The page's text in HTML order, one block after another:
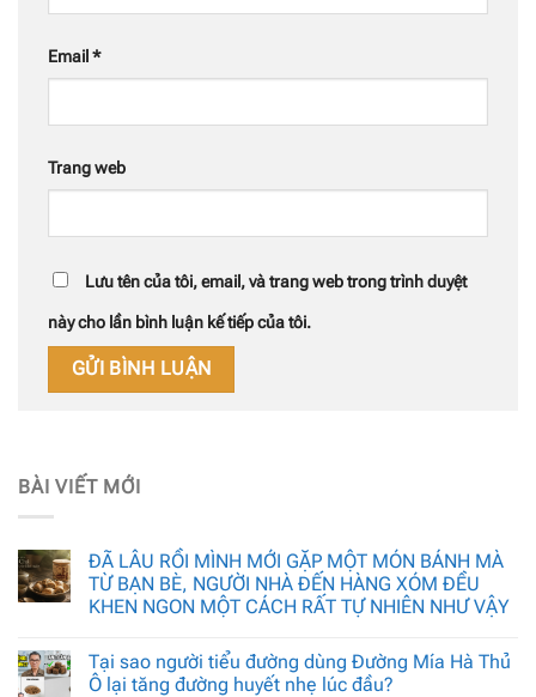
Email *
Trang web
Lưu tên của tôi, email, và trang web trong trình duyệt
này cho lần bình luận kế tiếp của tôi.
BÀI VIẾT MỚI
ĐÃ LÂU RỒI MÌNH MỚI GẶP MỘT MÓN BÁNH MÀ
TỪ BẠN BÈ, NGƯỜI NHÀ ĐẾN HÀNG XÓM ĐỀU
KHEN NGON MỘT CÁCH RẤT TỰ NHIÊN NHƯ VẬY
Tại sao người tiểu đường dùng Đường Mía Hà Thủ
Ô lại tăng đường huyết nhẹ lúc đầu?